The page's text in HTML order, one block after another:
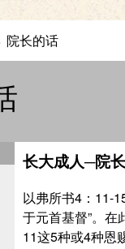
院长的话
长大成人─院
以弗所书4：11-
于元首基督”。
11这5种或4种恩